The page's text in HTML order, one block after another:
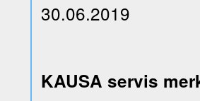
30.06.2019
KAUSA servis